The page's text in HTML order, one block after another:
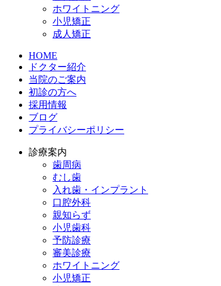
ホワイトニング
小児矯正
成人矯正
HOME
ドクター紹介
当院のご案内
初診の方へ
採用情報
ブログ
プライバシーポリシー
診療案内
歯周病
むし歯
入れ歯・インプラント
口腔外科
親知らず
小児歯科
予防診療
審美診療
ホワイトニング
小児矯正